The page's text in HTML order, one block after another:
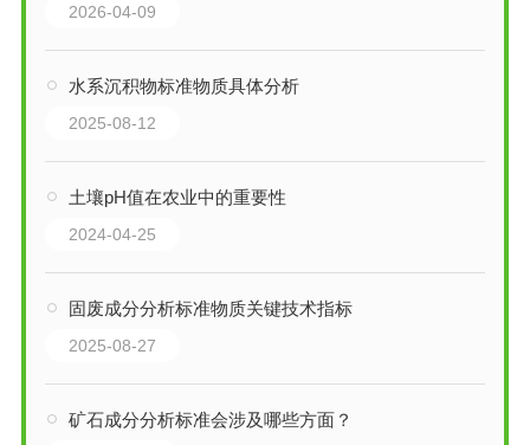
2026-04-09
水系沉积物标准物质具体分析
2025-08-12
土壤pH值在农业中的重要性
2024-04-25
固废成分分析标准物质关键技术指标
2025-08-27
矿石成分分析标准会涉及哪些方面？